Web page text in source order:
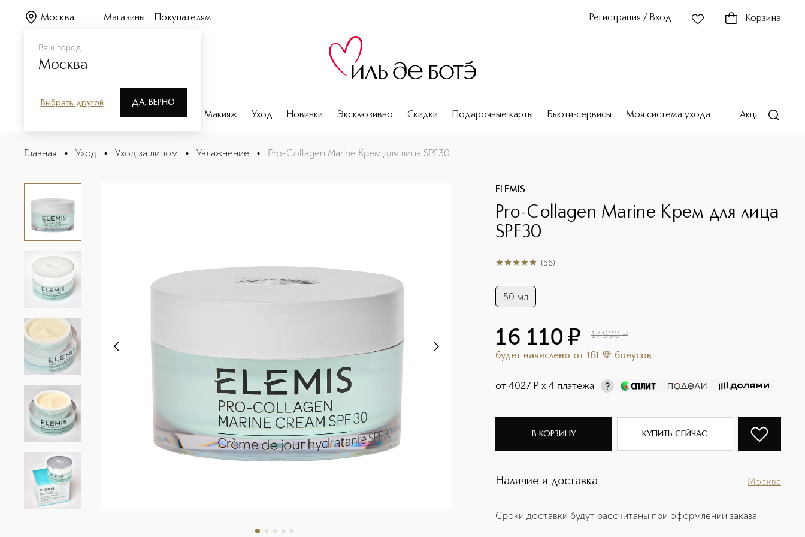
Ваш город
Москва
Выбрать другой ДА, ВЕРНО
Москва Магазины Покупателям Регистрация / Вход Корзина
Парфюмерия Макияж Уход Новинки Эксклюзивно Скидки Подарочные карты Бьюти-сервисы Моя система ухода Акции
Pro-Collagen Marine Крем для лица SPF30
Описание
Главная • Уход • Уход за лицом • Увлажнение • Pro-Collagen Marine Крем для лица SPF30
ELEMIS
Pro-Collagen Marine Крем для лица
SPF30
5из 556 (56)
50 мл
16 110 ¤ 17 900 ¤
будет начислено от 161 бонусов
от4027 ¤ х 4 платежа
В КОРЗИНУ КУПИТЬ СЕЙЧАС
Наличие и доставка Москва
Сроки доставки будут рассчитаны при оформлении заказа